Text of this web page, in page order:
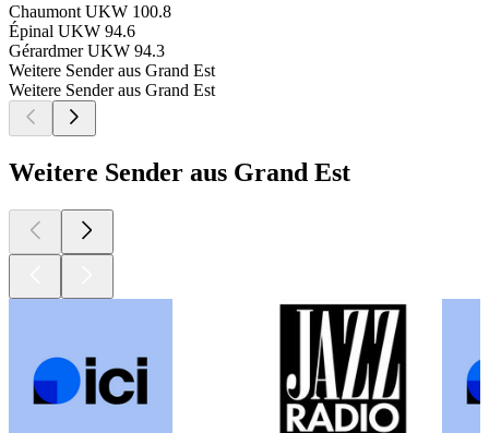
Chaumont UKW 100.8
Épinal UKW 94.6
Gérardmer UKW 94.3
Weitere Sender aus Grand Est
Weitere Sender aus Grand Est
Weitere Sender aus Grand Est